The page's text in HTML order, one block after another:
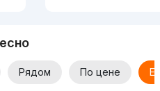
Рядом По цене